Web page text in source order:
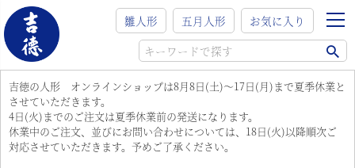
雛人形 五月人形 お気に入り
吉徳の人形 オンラインショップは8月8日(土)～17日(月)まで夏季休業と
させていただきます。
4日(火)までのご注文は夏季休業前の発送になります。
休業中のご注文、並びにお問い合わせについては、18日(火)以降順次ご
対応させていただきます。予めご了承ください。